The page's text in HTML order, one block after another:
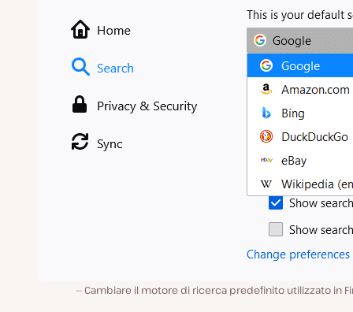
Cambiare il motore di ricerca predefinito utilizzato in